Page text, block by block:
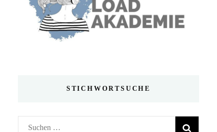
STICHWORTSUCHE
Suchen